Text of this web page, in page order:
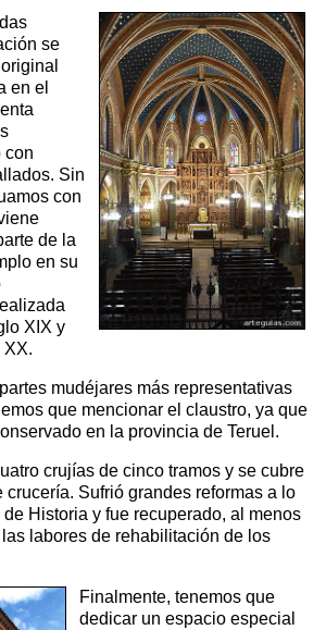
se
en el
con
Sin
con
de la
en su
XIX y
XX.
mudéjares más representativas
que mencionar el claustro, ya que
en la provincia de Teruel.
crujías de cinco tramos y se cubre
crucería. Sufrió grandes reformas a lo
de Historia y fue recuperado, al menos
labores de rehabilitación de los
Finalmente, tenemos que
dedicar un espacio especial